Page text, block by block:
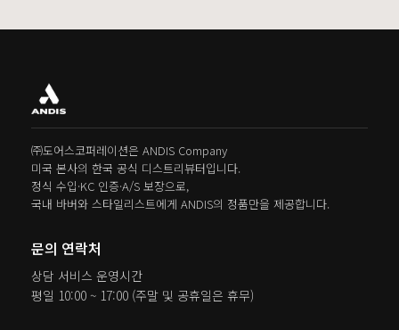
㈜도어스코퍼레이션은 ANDIS Company
미국 본사의 한국 공식 디스트리뷰터입니다.
정식 수입·KC 인증·A/S 보장으로,
국내 바버와 스타일리스트에게 ANDIS의 정품만을 제공합니다.
문의 연락처
상담 서비스 운영시간
평일 10:00 ~ 17:00 (주말 및 공휴일은 휴무)